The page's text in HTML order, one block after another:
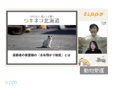
動物愛護
sippo